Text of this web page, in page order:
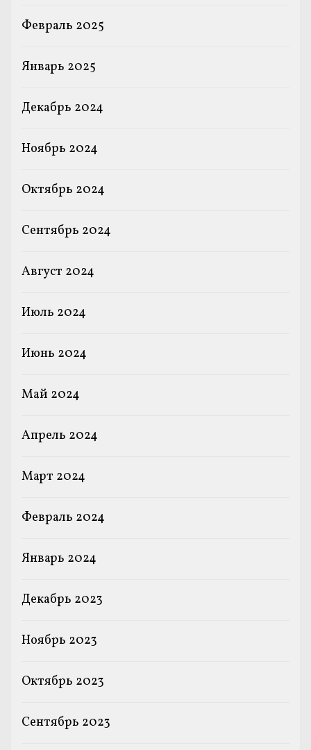
Февраль 2025
Январь 2025
Декабрь 2024
Ноябрь 2024
Октябрь 2024
Сентябрь 2024
Август 2024
Июль 2024
Июнь 2024
Май 2024
Апрель 2024
Март 2024
Февраль 2024
Январь 2024
Декабрь 2023
Ноябрь 2023
Октябрь 2023
Сентябрь 2023